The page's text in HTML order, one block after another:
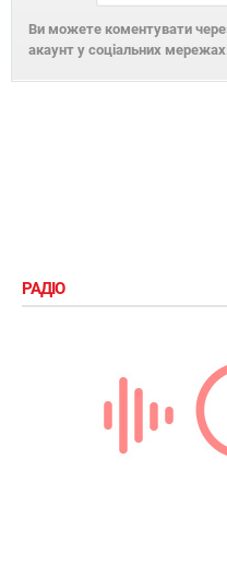
Ви можете коментувати
акаунт у соціальних
РАДІО